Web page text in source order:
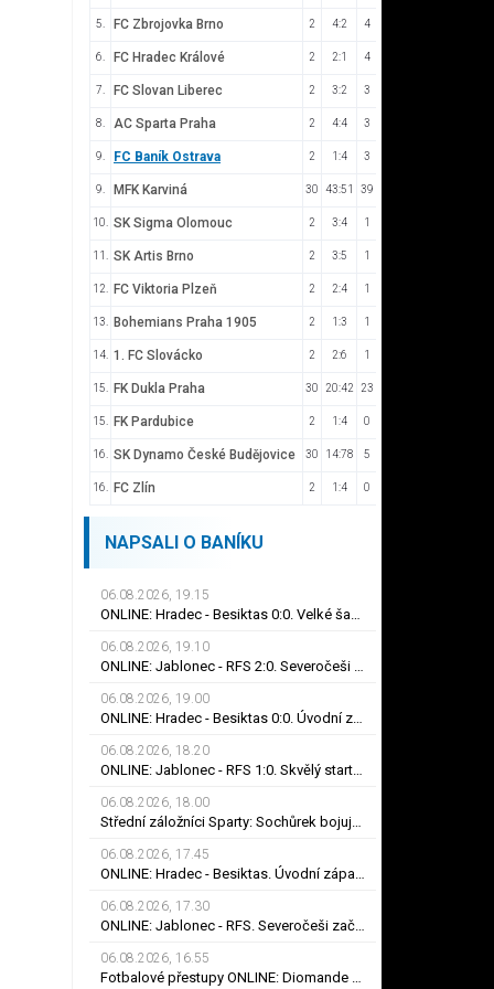
5. FC Zbrojovka Brno 2 4:2 4
6. FC Hradec Králové 2 2:1 4
7. FC Slovan Liberec 2 3:2 3
8. AC Sparta Praha 2 4:4 3
9. FC Baník Ostrava 2 1:4 3
9. MFK Karviná 30 43:51 39
10. SK Sigma Olomouc 2 3:4 1
11. SK Artis Brno 2 3:5 1
12. FC Viktoria Plzeň 2 2:4 1
13. Bohemians Praha 1905 2 1:3 1
14. 1. FC Slovácko 2 2:6 1
15. FK Dukla Praha 30 20:42 23
15. FK Pardubice 2 1:4 0
16. SK Dynamo České Budějovice 30 14:78 5
16. FC Zlín 2 1:4 0
NAPSALI O BANÍKU
06.08.2026, 19.15
ONLINE: Hradec - Besiktas 0:0. Velké šance na obou stranách, na první gól se zatím čeká
06.08.2026, 19.10
ONLINE: Jablonec - RFS 2:0. Severočeši zvyšují vedení! Hlavou se prosadil Polidar
06.08.2026, 19.00
ONLINE: Hradec - Besiktas 0:0. Úvodní zápas 3. předkola Evropské ligy, za hosty hraje Černý
06.08.2026, 18.20
ONLINE: Jablonec - RFS 1:0. Skvělý start Severočechů! Čanturišviliho hlavička skončila v síti
06.08.2026, 18.00
Střední záložníci Sparty: Sochůrek bojuje s konkurencí, udrží se na Letné Hollý?
06.08.2026, 17.45
ONLINE: Hradec - Besiktas. Úvodní zápas 3. předkola Evropské ligy, za hosty hraje Černý
06.08.2026, 17.30
ONLINE: Jablonec - RFS. Severočeši začínají 3. předkolo Konferenční ligy na domácím hřišti
06.08.2026, 16.55
Fotbalové přestupy ONLINE: Diomande dokončil rekordní přestup do Realu. Jak je to s Nombilem?